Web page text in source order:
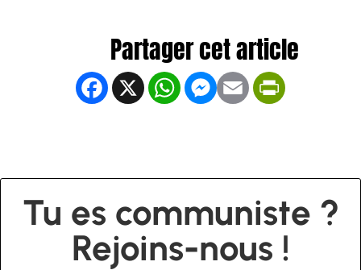
Facebook
X WhatsApp
Messenger
Email
Tu es communiste ?
Rejoins-nous !